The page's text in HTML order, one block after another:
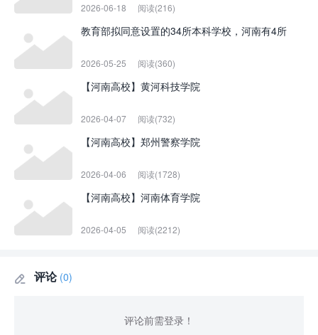
2026-06-18 阅读(216)
教育部拟同意设置的34所本科学校，河南有4所
2026-05-25 阅读(360)
【河南高校】黄河科技学院
2026-04-07 阅读(732)
【河南高校】郑州警察学院
2026-04-06 阅读(1728)
【河南高校】河南体育学院
2026-04-05 阅读(2212)
 评论 (0)
评论前需登录！